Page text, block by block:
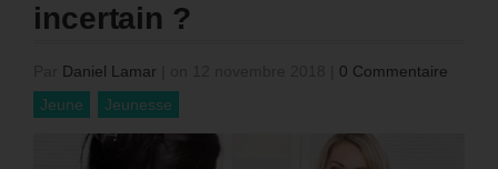
incertain ?
Daniel Lamar
0 Commentaire
Jeune
Jeunesse